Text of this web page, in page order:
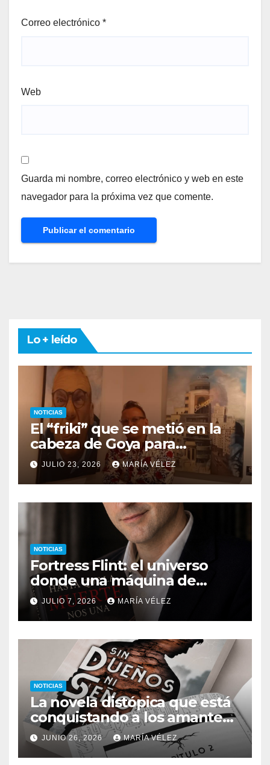
Correo electrónico *
Web
Guarda mi nombre, correo electrónico y web en este
navegador para la próxima vez que comente.
Lo + leído
NOTICIAS
El “friki” que se metió en la
cabeza de Goya para
descubrir qué esconden sus
monstruos
JULIO 23, 2026 MARÍA VÉLEZ
NOTICIAS
Fortress Flint: el universo
donde una máquina de
escribir, un silbido o un
recuerdo pueden cambiarlo
todo
JULIO 7, 2026 MARÍA VÉLEZ
NOTICIAS
La novela distópica que está
conquistando a los amantes
del romance y la ciencia
ficción: así es Sin dueños ni
JUNIO 26, 2026 MARÍA VÉLEZ